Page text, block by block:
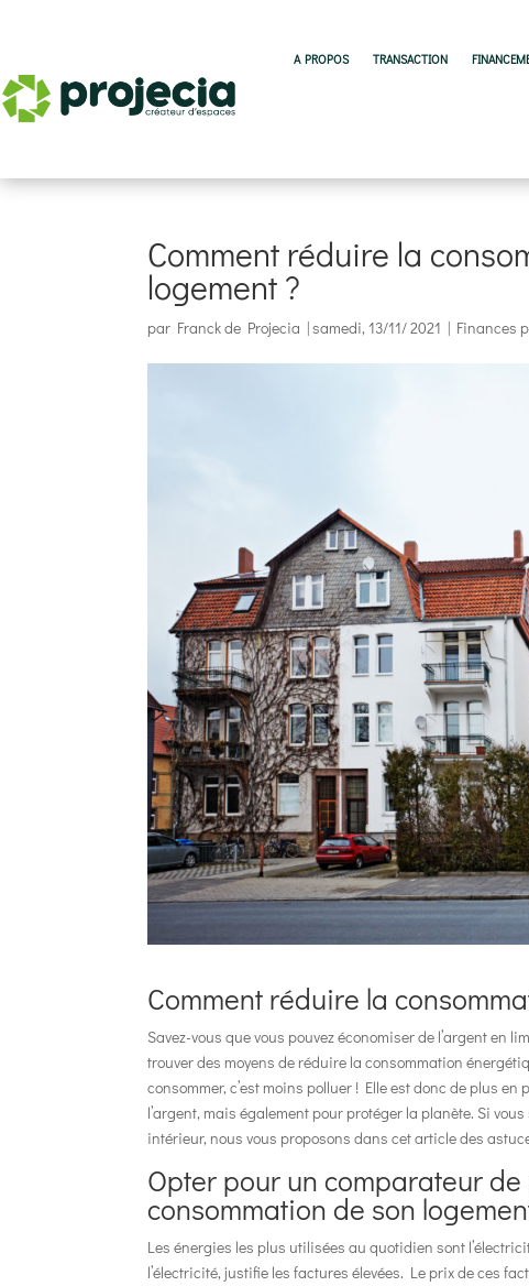
A PROPOS TRANSACTION
Comment réduire la
logement ?
par Franck de Projecia |samedi, 13/11/ 2021 | Finances
Comment réduire la
Savez-vous que vous pouvez économiser de l’argent en
trouver des moyens de réduire la consommation
consommer, c’est moins polluer ! Elle est donc de plus
l’argent, mais également pour protéger la planète. Si
intérieur, nous vous proposons dans cet article des
Opter pour un comparateur
consommation de son
Les énergies les plus utilisées au quotidien sont
l’électricité, justifie les factures élevées. Le prix de ces